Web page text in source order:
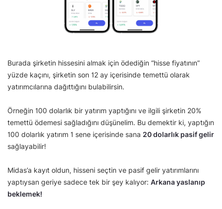
Burada şirketin hissesini almak için ödediğin “hisse fiyatının”
yüzde kaçını, şirketin son 12 ay içerisinde temettü olarak
yatırımcılarına dağıttığını bulabilirsin.
Örneğin 100 dolarlık bir yatırım yaptığını ve ilgili şirketin 20%
temettü ödemesi sağladığını düşünelim. Bu demektir ki, yaptığın
100 dolarlık yatırım 1 sene içerisinde sana 20 dolarlık pasif gelir
sağlayabilir!
Midas’a kayıt oldun, hisseni seçtin ve pasif gelir yatırımlarını
yaptıysan geriye sadece tek bir şey kalıyor: Arkana yaslanıp
beklemek!